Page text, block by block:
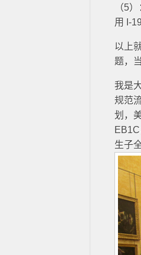
（5
用 I-
以上
题，
我是
规范
划，
生子